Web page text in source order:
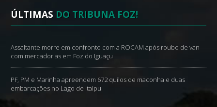
ÚLTIMAS DO TRIBUNA FOZ!
Assaltante morre em confronto com a ROCAM após roubo de van
com mercadorias em Foz do Iguaçu
PF, PM e Marinha apreendem 672 quilos de maconha e duas
embarcações no Lago de Itaipu